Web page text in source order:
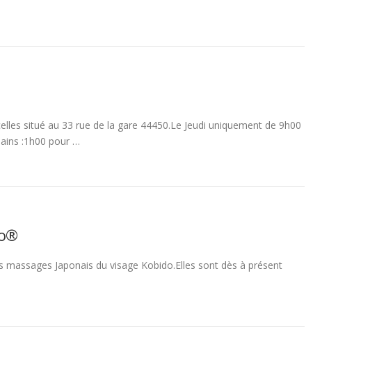
situé au 33 rue de la gare 44450.Le Jeudi uniquement de 9h00
:1h00 pour …
Japonais du visage Kobido.Elles sont dès à présent